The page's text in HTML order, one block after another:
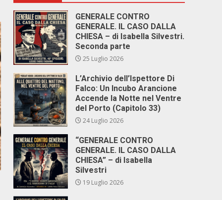
GENERALE CONTRO
GENERALE. IL CASO DALLA
CHIESA – di Isabella Silvestri.
Seconda parte
25 Luglio 2026
L’Archivio dell’Ispettore Di
Falco: Un Incubo Arancione
Accende la Notte nel Ventre
del Porto (Capitolo 33)
24 Luglio 2026
“GENERALE CONTRO
GENERALE. IL CASO DALLA
CHIESA” – di Isabella
Silvestri
19 Luglio 2026